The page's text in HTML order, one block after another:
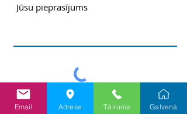
Nosūtīt
Email Adrese Tālrunis Galvenā